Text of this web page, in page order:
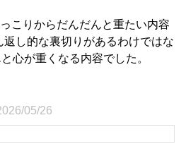
こりからだんだんと重たい内容
返し的な裏切りがあるわけではな
心が重くなる内容でした。
05/26